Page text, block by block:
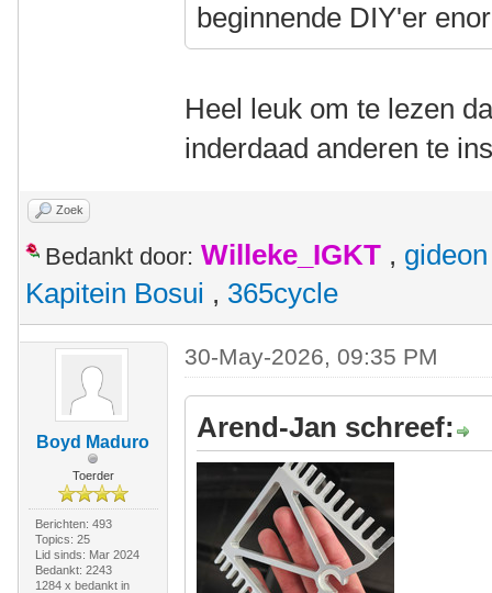
beginnende DIY'er
Heel leuk om te lezen
inderdaad anderen te
Zoek
Bedankt door: Willeke_IGKT , gideon
Kapitein Bosui , 365cycle
Boyd Maduro
Toerder
Berichten: 493
Topics: 25
Lid sinds: Mar 2024
Bedankt: 2243
1284 x bedankt in
30-May-2026, 09:35 PM
Arend-Jan schreef: